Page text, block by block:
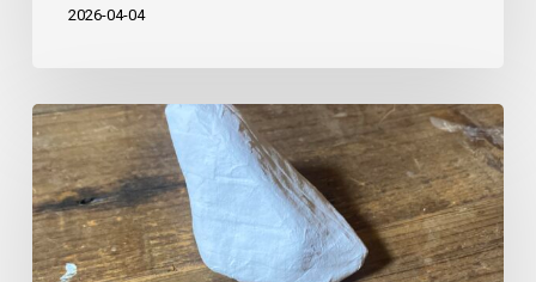
2026-04-04
や
つ
に
ま
る